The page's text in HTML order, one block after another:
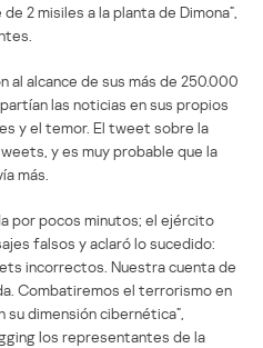
2 misiles a la planta de Dimona”,
al alcance de sus más de 250.000
las noticias en sus propios
y el temor. El tweet sobre la
y es muy probable que la
más.
por pocos minutos; el ejército
falsos y aclaró lo sucedido:
incorrectos. Nuestra cuenta de
Combatiremos el terrorismo en
dimensión cibernética”,
los representantes de la